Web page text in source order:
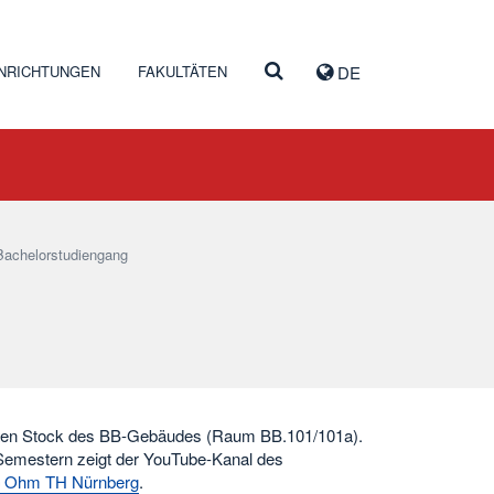
DE
FAKULTÄTEN
Stock des BB-Gebäudes (Raum BB.101/101a).
zeigt der YouTube-Kanal des
Ohm TH Nürnberg.